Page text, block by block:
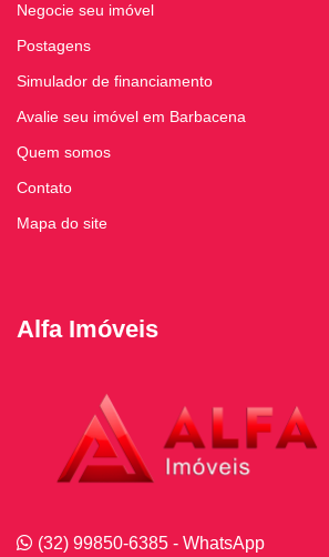
Negocie seu imóvel
Postagens
Simulador de financiamento
Avalie seu imóvel em Barbacena
Quem somos
Contato
Mapa do site
Alfa Imóveis
(32) 99850-6385 - WhatsApp